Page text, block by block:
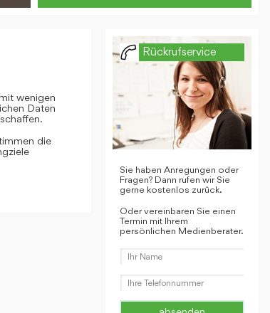
wenigen
Daten
die
Rückrufservice
Sie haben Anregungen oder
Fragen? Dann rufen wir Sie
gerne kostenlos zurück.
Oder vereinbaren Sie einen
Termin mit Ihrem
persönlichen Medienberater.